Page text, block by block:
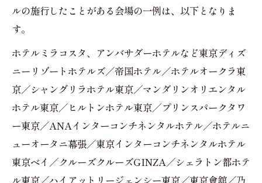
ルの施行したことがある会場の一例は、以下となりま
す。
ホテルミラコスタ、アンバサダーホテルなど東京ディズ
ニーリゾートホテルズ／帝国ホテル／ホテルオークラ東
京／シャングリラホテル東京／マンダリンオリエンタル
ホテル東京／ヒルトンホテル東京／プリンスパークタワ
ー東京／ANAインターコンチネンタルホテル／ホテルニ
ューオータニ幕張／東京インターコンチネンタルホテル
東京ベイ／クルーズクルーズGINZA／シェラトン都ホテ
ル東京／ハイアットリージェンシー東京／東京會舘／乃